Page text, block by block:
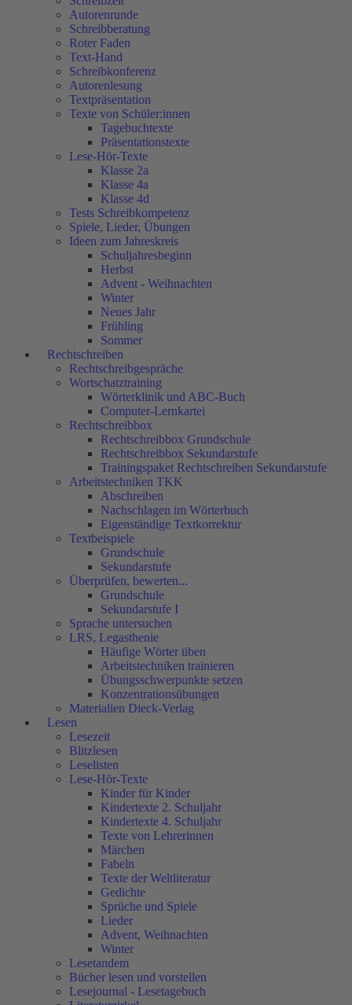
Autorenrunde
Schreibberatung
Roter Faden
Text-Hand
Schreibkonferenz
Autorenlesung
Textpräsentation
Texte von Schüler:innen
Tagebuchtexte
Präsentationstexte
Lese-Hör-Texte
Klasse 2a
Klasse 4a
Klasse 4d
Tests Schreibkompetenz
Spiele, Lieder, Übungen
Ideen zum Jahreskreis
Schuljahresbeginn
Herbst
Advent - Weihnachten
Winter
Neues Jahr
Frühling
Sommer
Rechtschreiben
Rechtschreibgespräche
Wortschatztraining
Wörterklinik und ABC-Buch
Computer-Lernkartei
Rechtschreibbox
Rechtschreibbox Grundschule
Rechtschreibbox Sekundarstufe
Trainingspaket Rechtschreiben Sekundarstufe
Arbeitstechniken TKK
Abschreiben
Nachschlagen im Wörterbuch
Eigenständige Textkorrektur
Textbeispiele
Grundschule
Sekundarstufe
Überprüfen, bewerten...
Grundschule
Sekundarstufe I
Sprache untersuchen
LRS, Legasthenie
Häufige Wörter üben
Arbeitstechniken trainieren
Übungsschwerpunkte setzen
Konzentrationsübungen
Materialien Dieck-Verlag
Lesen
Lesezeit
Blitzlesen
Leselisten
Lese-Hör-Texte
Kinder für Kinder
Kindertexte 2. Schuljahr
Kindertexte 4. Schuljahr
Texte von Lehrerinnen
Märchen
Fabeln
Texte der Weltliteratur
Gedichte
Sprüche und Spiele
Lieder
Advent, Weihnachten
Winter
Lesetandem
Bücher lesen und vorstellen
Lesejournal - Lesetagebuch